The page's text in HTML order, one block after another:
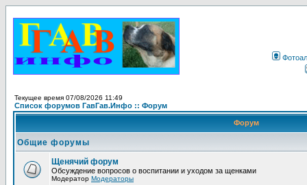
Текущее время 07/08/2026 11:49
Список форумов ГавГав.Инфо :: Форум
Форум
Общие форумы
Щенячий форум
Обсуждение вопросов о воспитании и уходом за щенками
Модератор Модераторы